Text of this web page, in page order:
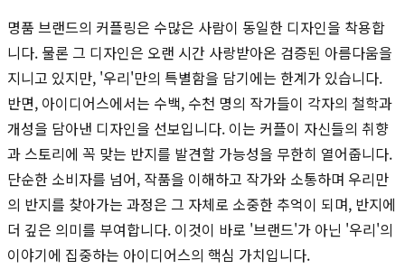
명품 브랜드의 커플링은 수많은 사람이 동일한 디자인을 착용합
니다. 물론 그 디자인은 오랜 시간 사랑받아온 검증된 아름다움을
지니고 있지만, '우리'만의 특별함을 담기에는 한계가 있습니다.
반면, 아이디어스에서는 수백, 수천 명의 작가들이 각자의 철학과
개성을 담아낸 디자인을 선보입니다. 이는 커플이 자신들의 취향
과 스토리에 꼭 맞는 반지를 발견할 가능성을 무한히 열어줍니다.
단순한 소비자를 넘어, 작품을 이해하고 작가와 소통하며 우리만
의 반지를 찾아가는 과정은 그 자체로 소중한 추억이 되며, 반지에
더 깊은 의미를 부여합니다. 이것이 바로 '브랜드'가 아닌 '우리'의
이야기에 집중하는 아이디어스의 핵심 가치입니다.